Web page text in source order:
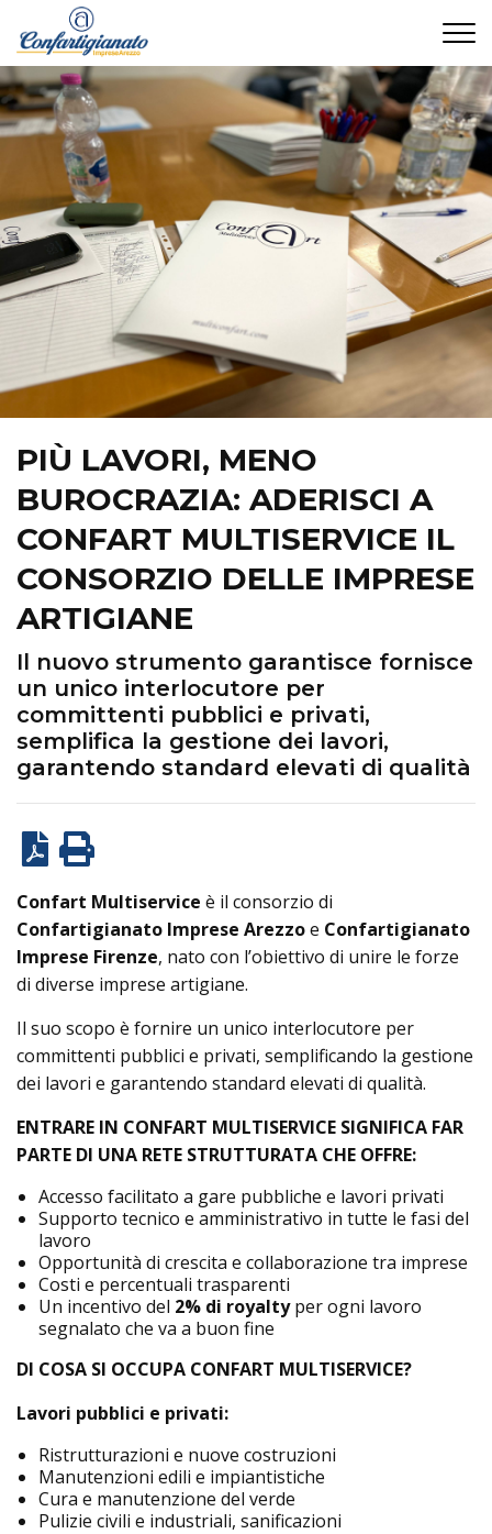
PIÙ LAVORI, MENO
BUROCRAZIA: ADERISCI A
CONFART MULTISERVICE IL
CONSORZIO DELLE IMPRESE
ARTIGIANE
Il nuovo strumento garantisce fornisce
un unico interlocutore per
committenti pubblici e privati,
semplifica la gestione dei lavori,
garantendo standard elevati di qualità
Confart Multiservice è il consorzio di
Confartigianato Imprese Arezzoe Confartigianato
Imprese Firenze, nato con l’obiettivo di unire le forze
di diverse imprese artigiane.
Il suo scopo è fornire un unico interlocutore per
committenti pubblici e privati, semplificando la gestione
dei lavori e garantendo standard elevati di qualità.
ENTRARE IN CONFART MULTISERVICE SIGNIFICA FAR
PARTE DI UNA RETE STRUTTURATA CHE OFFRE:
Accesso facilitato a gare pubbliche e lavori privati
Supporto tecnico e amministrativo in tutte le fasi del
lavoro
Opportunità di crescita e collaborazione tra imprese
Costi e percentuali trasparenti
Un incentivo del 2% di royaltyper ogni lavoro
segnalato che va a buon fine
DI COSA SI OCCUPA CONFART MULTISERVICE?
Lavori pubblici e privati:
Ristrutturazioni e nuove costruzioni
Manutenzioni edili e impiantistiche
Cura e manutenzione del verde
Pulizie civili e industriali, sanificazioni